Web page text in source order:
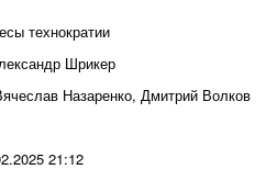
технократии
Шрикер
Назаренко, Дмитрий Волков
21:12